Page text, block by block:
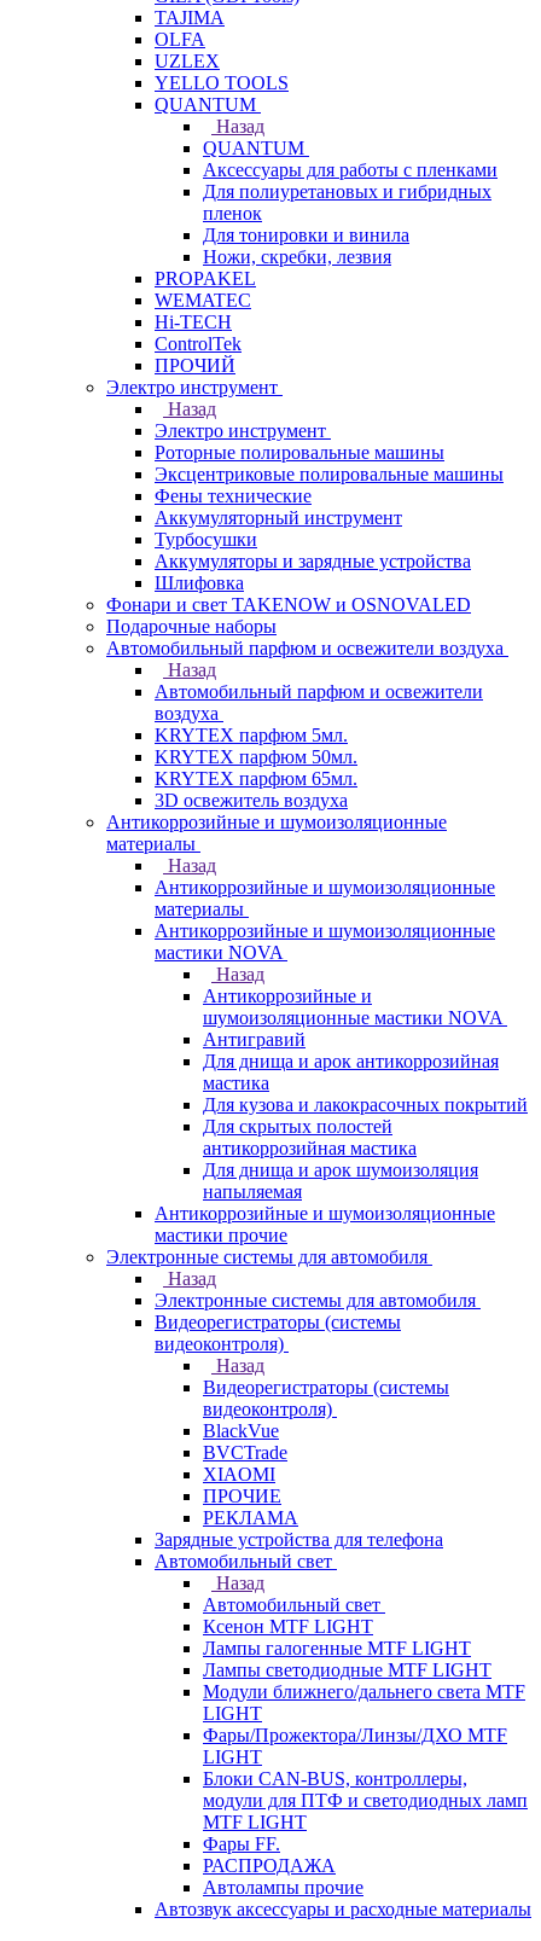
TAJIMA
OLFA
UZLEX
YELLO TOOLS
QUANTUM
Назад
QUANTUM
Аксессуары для работы с пленками
Для полиуретановых и гибридных
пленок
Для тонировки и винила
Ножи, скребки, лезвия
PROPAKEL
WEMATEC
Hi-TECH
ControlTek
ПРОЧИЙ
Электро инструмент
Назад
Электро инструмент
Роторные полировальные машины
Эксцентриковые полировальные машины
Фены технические
Аккумуляторный инструмент
Турбосушки
Аккумуляторы и зарядные устройства
Шлифовка
Фонари и свет TAKENOW и OSNOVALED
Подарочные наборы
Автомобильный парфюм и освежители воздуха
Назад
Автомобильный парфюм и освежители
воздуха
KRYTEX парфюм 5мл.
KRYTEX парфюм 50мл.
KRYTEX парфюм 65мл.
3D освежитель воздуха
Антикоррозийные и шумоизоляционные
материалы
Назад
Антикоррозийные и шумоизоляционные
материалы
Антикоррозийные и шумоизоляционные
мастики NOVA
Назад
Антикоррозийные и
шумоизоляционные мастики NOVA
Антигравий
Для днища и арок антикоррозийная
мастика
Для кузова и лакокрасочных покрытий
Для скрытых полостей
антикоррозийная мастика
Для днища и арок шумоизоляция
напыляемая
Антикоррозийные и шумоизоляционные
мастики прочие
Электронные системы для автомобиля
Назад
Электронные системы для автомобиля
Видеорегистраторы (системы
видеоконтроля)
Назад
Видеорегистраторы (системы
видеоконтроля)
BlackVue
BVCTrade
XIAOMI
ПРОЧИЕ
РЕКЛАМА
Зарядные устройства для телефона
Автомобильный свет
Назад
Автомобильный свет
Ксенон MTF LIGHT
Лампы галогенные MTF LIGHT
Лампы светодиодные MTF LIGHT
Модули ближнего/дальнего света MTF
LIGHT
Фары/Прожектора/Линзы/ДХО MTF
LIGHT
Блоки CAN-BUS, контроллеры,
модули для ПТФ и светодиодных ламп
MTF LIGHT
Фары FF.
РАСПРОДАЖА
Автолампы прочие
Автозвук аксессуары и расходные материалы